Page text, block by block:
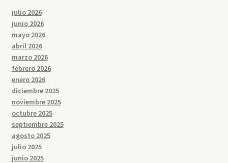
julio 2026
junio 2026
mayo 2026
abril 2026
marzo 2026
febrero 2026
enero 2026
diciembre 2025
noviembre 2025
octubre 2025
septiembre 2025
agosto 2025
julio 2025
junio 2025